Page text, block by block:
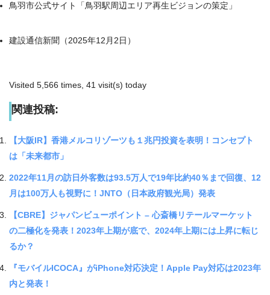
鳥羽市公式サイト「鳥羽駅周辺エリア再生ビジョンの策定」
建設通信新聞（2025年12月2日）
Visited 5,566 times, 41 visit(s) today
関連投稿:
【大阪IR】香港メルコリゾーツも１兆円投資を表明！コンセプト
は「未来都市」
2022年11月の訪日外客数は93.5万人で19年比約40％まで回復、12
月は100万人も視野に！JNTO（日本政府観光局）発表
【CBRE】ジャパンビューポイント – 心斎橋リテールマーケット
の二極化を発表！2023年上期が底で、2024年上期には上昇に転じ
るか？
『モバイルICOCA』がiPhone対応決定！Apple Pay対応は2023年
内と発表！